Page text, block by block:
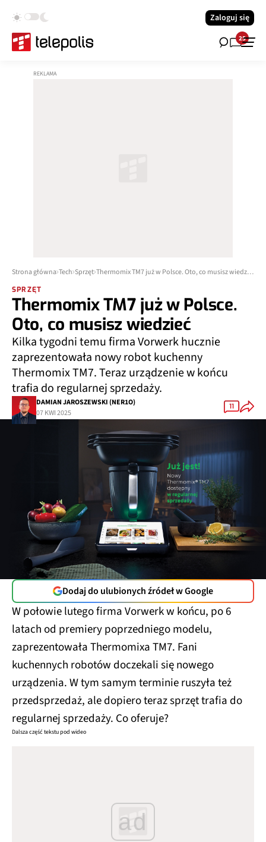
Zaloguj się
25
Strona główna Tech Sprzęt
SPRZĘT
Thermomix TM7 już w Polsce.
Oto, co musisz wiedzieć
Kilka tygodni temu firma Vorwerk hucznie
zaprezentowała nowy robot kuchenny
Thermomix TM7. Teraz urządzenie w końcu
trafia do regularnej sprzedaży.
DAMIAN JAROSZEWSKI (NER1O)
07 KWI 2025
11
Dodaj do ulubionych źródeł w Google
W połowie lutego firma Vorwerk w końcu, po 6
latach od premiery poprzedniego modelu,
zaprezentowała Thermomixa TM7. Fani
kuchennych robotów doczekali się nowego
urządzenia. W tym samym terminie ruszyła też
przedsprzedaż, ale dopiero teraz sprzęt trafia do
regularnej sprzedaży. Co oferuje?
Dalsza część tekstu pod wideo
ad